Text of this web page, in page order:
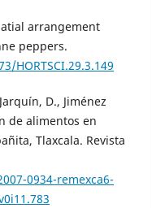
arrangement
peppers.
HORTSCI.29.3.149
D., Jiménez
de alimentos en
Tlaxcala. Revista
0934-remexca6-